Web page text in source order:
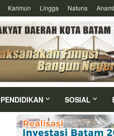
Karimun Lingga Natuna
PENDIDIKAN SOSIAL